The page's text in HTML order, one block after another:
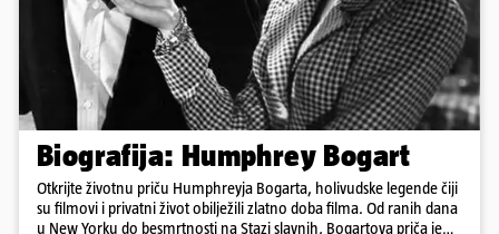
Biografija: Humphrey Bogart
Otkrijte životnu priču Humphreyja Bogarta, holivudske legende čiji
su filmovi i privatni život obilježili zlatno doba filma. Od ranih dana
u New Yorku do besmrtnosti na Stazi slavnih, Bogartova priča je